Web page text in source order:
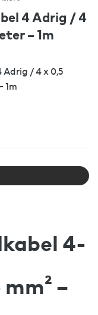
4 Adrig / 4
– 1m
Adrig / 4 x 0,5
1m
4-
–